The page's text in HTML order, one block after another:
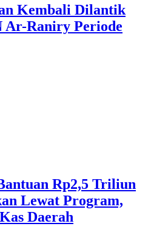
Kembali Dilantik
Ar-Raniry Periode
Rp2,5 Triliun
Lewat Program,
Daerah